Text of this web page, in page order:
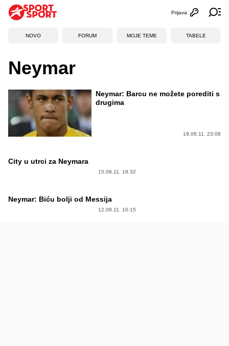
Otvori
Prijava
NOVO FORUM MOJE TEME TABELE
Neymar
Neymar: Barcu ne možete porediti s
drugima
18.08.11. 23:08
City u utrci za Neymara
15.08.11. 18:32
Neymar: Biću bolji od Messija
12.08.11. 10:15